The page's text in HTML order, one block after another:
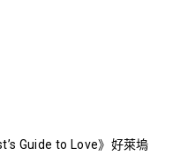
Guide to Love》好萊塢